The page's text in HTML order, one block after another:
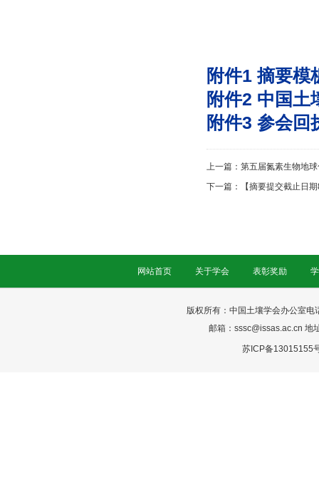
附件1 摘要模
附件2 中国土
附件3 参会回
上一篇： 第五届氮素生物地
下一篇：
【摘要提交截止日
网站首页 关于学会 表彰奖励
版权所有：中国土壤学会办公室
邮箱：sssc@issas.ac.cn 地
苏ICP备13015155